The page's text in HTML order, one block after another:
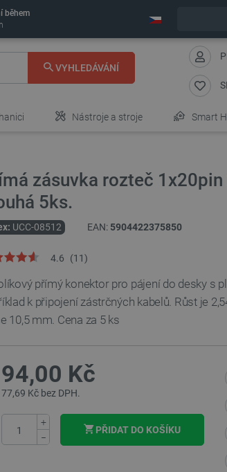
během
VYHLEDÁVÁNÍ
Nástroje a stroje Smart
zásuvka rozteč
5ks.
UCC-08512 EAN: 5904422375850
4.6 (11)
přímý konektor pro pájení do desky s
k připojení zástrčných kabelů. Růst je
10,5 mm. Cena za 5 ks
94,00 Kč
77,69 Kč bez DPH.
+
−
PŘIDAT DO KOŠÍKU